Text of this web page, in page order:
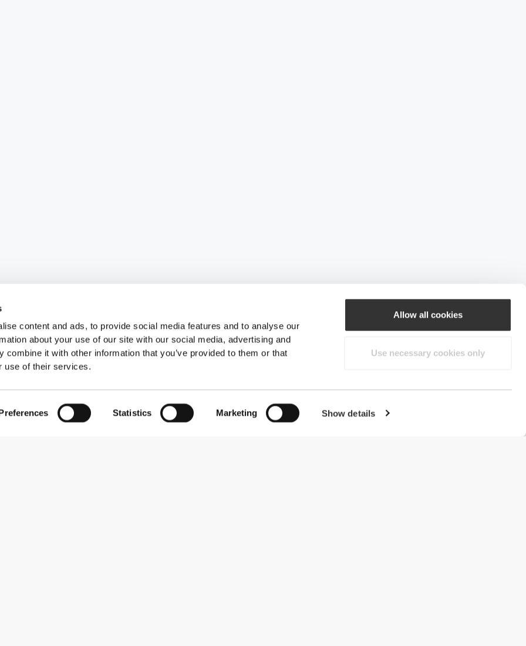
content and ads, to provide social media features and to analyse our
about your use of our site with our social media, advertising and
combine it with other information that you’ve provided to them or that
use of their services.
Statistics Marketing Show details
Allow all cookies
Use necessary cookies only